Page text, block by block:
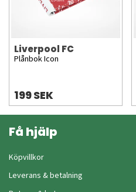
Liverpool FC
Plånbok Icon
199 SEK
Få hjälp
Köpvillkor
Leverans & betalning